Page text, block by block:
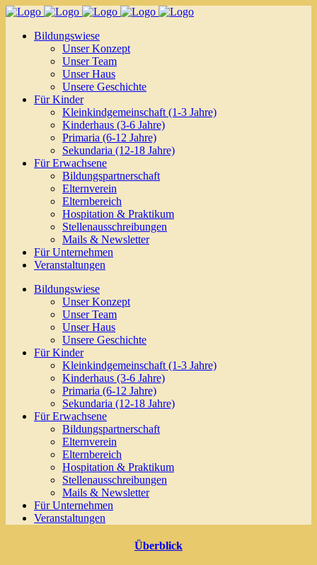
Bildungswiese
Unser Konzept
Unser Team
Unser Haus
Unsere Geschichte
Für Kinder
Kleinkindgemeinschaft (1-3 Jahre)
Kinderhaus (3-6 Jahre)
Primaria (6-12 Jahre)
Sekundaria (12-18 Jahre)
Für Erwachsene
Bildungspartnerschaft
Elternverein
Elternbereich
Hospitation & Praktikum
Stellenausschreibungen
Mails & Newsletter
Für Unternehmen
Veranstaltungen
Bildungswiese
Unser Konzept
Unser Team
Unser Haus
Unsere Geschichte
Für Kinder
Kleinkindgemeinschaft (1-3 Jahre)
Kinderhaus (3-6 Jahre)
Primaria (6-12 Jahre)
Sekundaria (12-18 Jahre)
Für Erwachsene
Bildungspartnerschaft
Elternverein
Elternbereich
Hospitation & Praktikum
Stellenausschreibungen
Mails & Newsletter
Für Unternehmen
Veranstaltungen
Überblick